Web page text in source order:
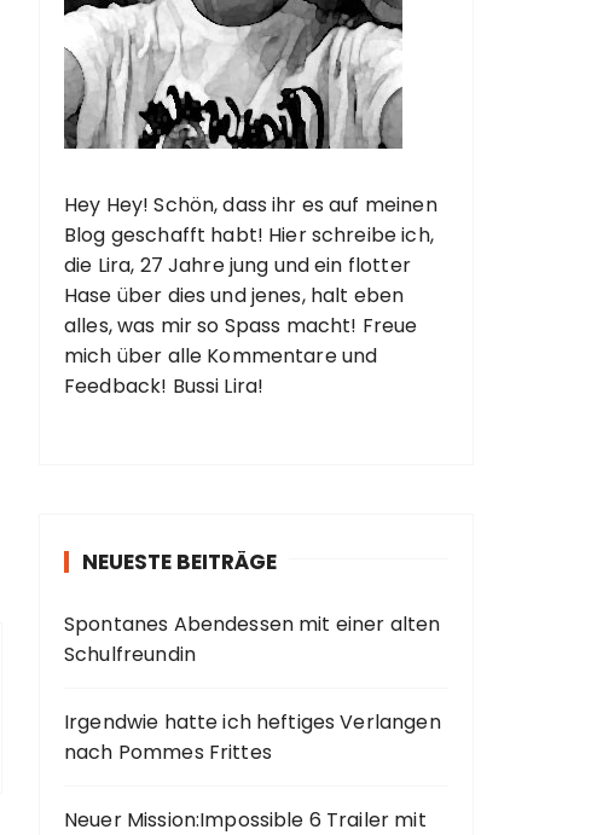
Hey Hey! Schön, dass ihr es auf meinen
Blog geschafft habt! Hier schreibe ich,
die Lira, 27 Jahre jung und ein flotter
Hase über dies und jenes, halt eben
alles, was mir so Spass macht! Freue
mich über alle Kommentare und
Feedback! Bussi Lira!
NEUESTE BEITRÄGE
Spontanes Abendessen mit einer alten
Schulfreundin
Irgendwie hatte ich heftiges Verlangen
nach Pommes Frittes
Neuer Mission:Impossible 6 Trailer mit